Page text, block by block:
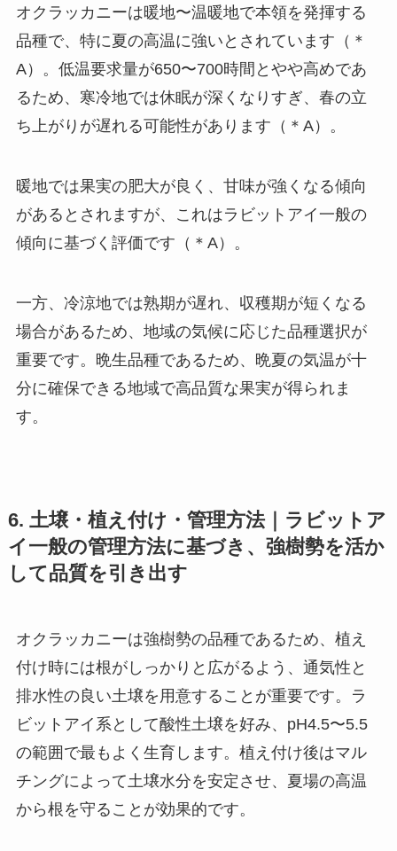
オクラッカニーは暖地〜温暖地で本領を発揮する
品種で、特に夏の高温に強いとされています（＊
A）。低温要求量が650〜700時間とやや高めであ
るため、寒冷地では休眠が深くなりすぎ、春の立
ち上がりが遅れる可能性があります（＊A）。
暖地では果実の肥大が良く、甘味が強くなる傾向
があるとされますが、これはラビットアイ一般の
傾向に基づく評価です（＊A）。
一方、冷涼地では熟期が遅れ、収穫期が短くなる
場合があるため、地域の気候に応じた品種選択が
重要です。晩生品種であるため、晩夏の気温が十
分に確保できる地域で高品質な果実が得られま
す。
6. 土壌・植え付け・管理方法｜ラビットア
イ一般の管理方法に基づき、強樹勢を活か
して品質を引き出す
オクラッカニーは強樹勢の品種であるため、植え
付け時には根がしっかりと広がるよう、通気性と
排水性の良い土壌を用意することが重要です。ラ
ビットアイ系として酸性土壌を好み、pH4.5〜5.5
の範囲で最もよく生育します。植え付け後はマル
チングによって土壌水分を安定させ、夏場の高温
から根を守ることが効果的です。